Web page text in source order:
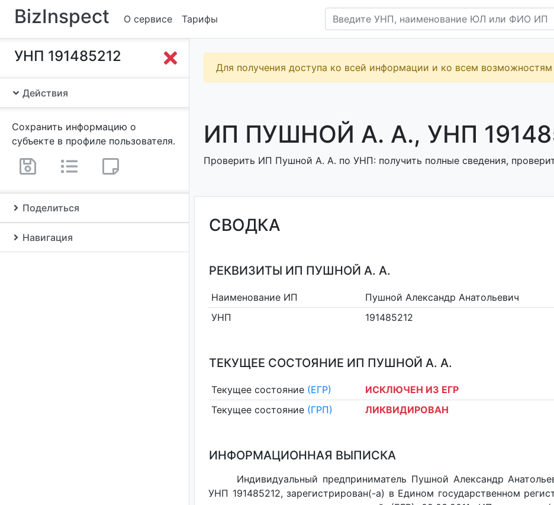
BizInspect О сервисе Тарифы
УНП 191485212
Действия
Сохранить информацию о
субъекте в профиле пользователя.
Поделиться
Навигация
Для получения доступа ко всей информации и ко всем
ИП ПУШНОЙ А. А., УНП
Проверить ИП Пушной А. А. по УНП: получить полные сведения,
СВОДКА
РЕКВИЗИТЫ ИП ПУШНОЙ А. А.
Наименование ИП
Пушной Александр Анатольевич
УНП
191485212
ТЕКУЩЕЕ СОСТОЯНИЕ ИП ПУШНОЙ А. А.
Текущее состояние (ЕГР)
ИСКЛЮЧЕН ИЗ ЕГР
Текущее состояние (ГРП) ЛИКВИДИРОВАН
ИНФОРМАЦИОННАЯ ВЫПИСКА
Индивидуальный предприниматель Пушной Александр
УНП 191485212, зарегистрирован(-а) в Едином государственном